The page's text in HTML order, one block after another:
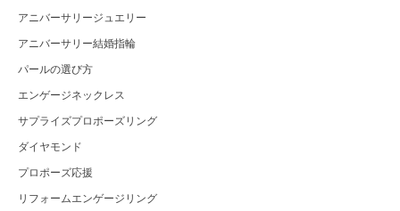
アニバーサリージュエリー
アニバーサリー結婚指輪
パールの選び方
エンゲージネックレス
サプライズプロポーズリング
ダイヤモンド
プロポーズ応援
リフォームエンゲージリング